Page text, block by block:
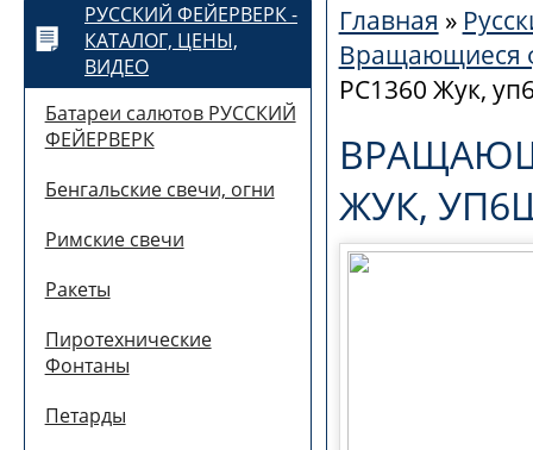
РУССКИЙ ФЕЙЕРВЕРК -
КАТАЛОГ, ЦЕНЫ,
ВИДЕО
Батареи салютов РУССКИЙ
ФЕЙЕРВЕРК
Бенгальские свечи, огни
Римские свечи
Ракеты
Пиротехнические
Фонтаны
Петарды
Главная »
Вращающиеся
РС1360 Жук,
ЖУК,